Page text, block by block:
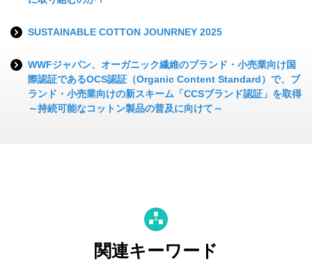
SUSTAINABLE COTTON JOUNRNEY 2025
WWFジャパン、オーガニック繊維のブランド・小売業向け国
際認証であるOCS認証（Organic Content Standard）で、ブ
ランド・小売業向けの新スキーム「CCSブランド認証」を取得
～持続可能なコットン製品の普及に向けて～
関連キーワード